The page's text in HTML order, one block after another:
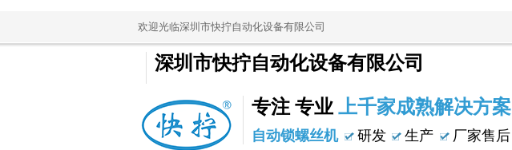
欢迎光临深圳市快拧自动化设备有限公司
深圳市快拧自动化设备有限公司
专注 专业 上千家成熟解决方案
自动锁螺丝机 研发 生产 厂家售后